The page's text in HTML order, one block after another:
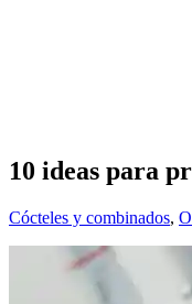
10 ideas para
Cócteles y combinados,